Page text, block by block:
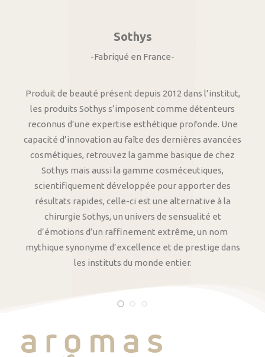
Sothys
-Fabriqué en France-
Produit de beauté présent depuis 2012 dans l’institut,
les produits Sothys s’imposent comme détenteurs
reconnus d’une expertise esthétique profonde. Une
capacité d’innovation au faîte des dernières avancées
cosmétiques, retrouvez la gamme basique de chez
Sothys mais aussi la gamme cosméceutiques,
scientifiquement développée pour apporter des
résultats rapides, celle-ci est une alternative à la
chirurgie Sothys, un univers de sensualité et
d’émotions d’un raffinement extrême, un nom
mythique synonyme d’excellence et de prestige dans
les instituts du monde entier.